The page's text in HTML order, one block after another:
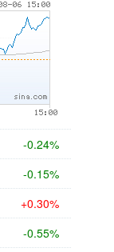
-0.24%
-0.15%
+0.30%
-0.55%